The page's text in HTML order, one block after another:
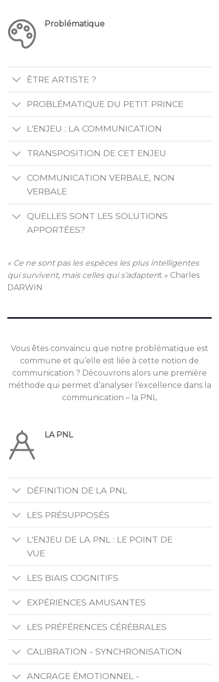
Problématique
ÊTRE ARTISTE ?
PROBLÉMATIQUE DU PETIT PRINCE
L'ENJEU : LA COMMUNICATION
TRANSPOSITION DE CET ENJEU
COMMUNICATION VERBALE, NON
VERBALE
QUELLES SONT LES SOLUTIONS
APPORTÉES?
« Ce ne sont pas les espèces les plus intelligentes
qui survivent, mais celles qui s’adaptent » Charles
DARWIN
Vous êtes convaincu que notre problématique est
commune et qu’elle est liée à cette notion de
communication ? Découvrons alors une première
méthode qui permet d’analyser l’excellence dans la
communication – la PNL
LA PNL
DÉFINITION DE LA PNL
LES PRÉSUPPOSÉS
L'ENJEU DE LA PNL : LE POINT DE
VUE
LES BIAIS COGNITIFS
EXPÉRIENCES AMUSANTES
LES PRÉFÉRENCES CÉRÉBRALES
CALIBRATION - SYNCHRONISATION
ANCRAGE ÉMOTIONNEL -